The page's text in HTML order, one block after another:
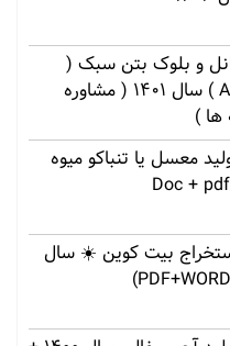
و بلوک بتن سبک (
هبلکس ) ( AAC ) سال 1401 ( مشاوره
)
معسل یا تنباکو میوه
بیت کوین ☀️ سال